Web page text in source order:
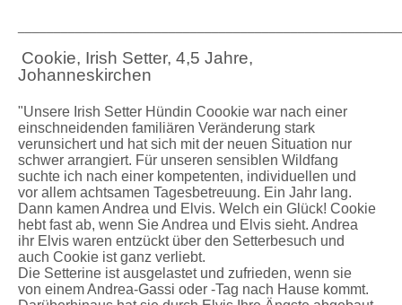
Cookie, Irish Setter, 4,5 Jahre,
Johanneskirchen
"Unsere Irish Setter Hündin Coookie war nach einer
einschneidenden familiären Veränderung stark
verunsichert und hat sich mit der neuen Situation nur
schwer arrangiert. Für unseren sensiblen Wildfang
suchte ich nach einer kompetenten, individuellen und
vor allem achtsamen Tagesbetreuung. Ein Jahr lang.
Dann kamen Andrea und Elvis. Welch ein Glück! Cookie
hebt fast ab, wenn Sie Andrea und Elvis sieht. Andrea
ihr Elvis waren entzückt über den Setterbesuch und
auch Cookie ist ganz verliebt.
Die Setterine ist ausgelastet und zufrieden, wenn sie
von einem Andrea-Gassi oder -Tag nach Hause kommt.